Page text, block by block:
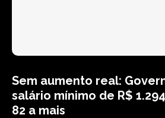
Sem aumento real:
salário mínimo de R$
82 a mais